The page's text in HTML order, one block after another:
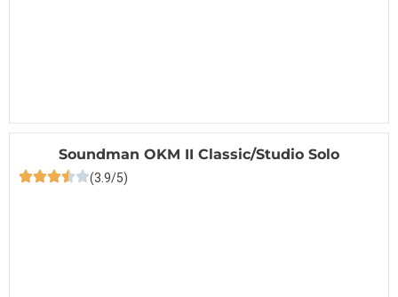
Soundman OKM II Classic/Studio Solo
(3.9/5)